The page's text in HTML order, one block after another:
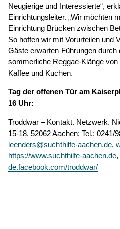
Neugierige und Interessierte“,
Einrichtungsleiter. „Wir möchten
Einrichtung Brücken zwischen
So hoffen wir mit Vorurteilen und
Gäste erwarten Führungen durch
sommerliche Reggae-Klänge
Kaffee und Kuchen.
Tag der offenen Tür am
16 Uhr:
Troddwar – Kontakt. Netzwerk.
15-18, 52062 Aachen; Tel.: 0241/
leenders@suchthilfe-aachen.de,
https://www.suchthilfe-aachen.de,
de.facebook.com/troddwar/